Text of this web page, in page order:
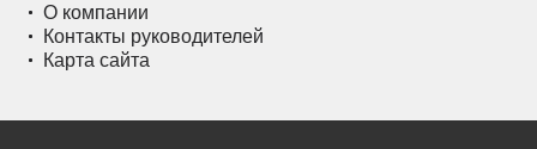
О компании
Контакты руководителей
Карта сайта